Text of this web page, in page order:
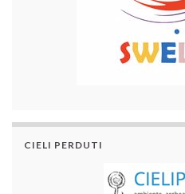
CIELI PERDUTI